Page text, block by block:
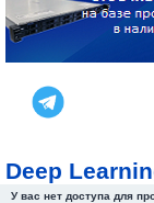
Deep
У вас нет доступа для